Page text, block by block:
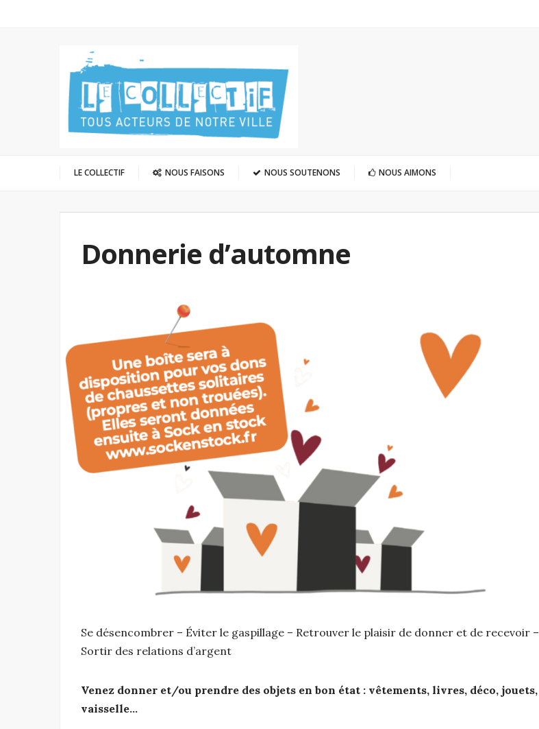
LE COLLECTIF NOUS FAISONS NOUS SOUTENONS NOUS AIMONS
Donnerie d’automne
Se désencombrer – Éviter le gaspillage – Retrouver le plaisir de donner et de recevoir –
Sortir des relations d’argent
Venez donner et/ou prendre des objets en bon état : vêtements, livres, déco, jouets,
vaisselle…